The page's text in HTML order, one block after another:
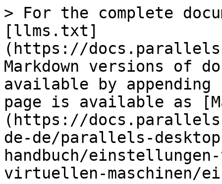
> For the complete
[llms.txt]
(https://
Markdown versions of
available by
page is available as
(https://
de-de/parallels-
handbuch/
virtuellen-maschinen/